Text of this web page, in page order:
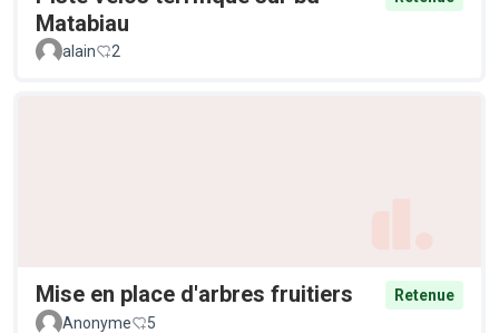
Matabiau
alain 2
Mise en place d'arbres fruitiers
Retenue
Anonyme
5